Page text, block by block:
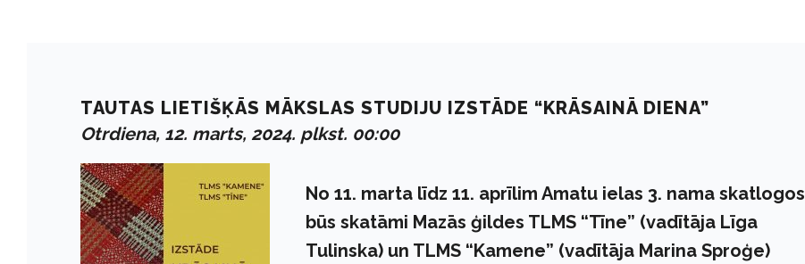
TAUTAS LIETIŠĶĀS MĀKSLAS STUDIJU IZSTĀDE “KRĀSAINĀ DIENA”
Otrdiena, 12. marts, 2024. plkst. 00:00
No 11. marta līdz 11. aprīlim Amatu ielas 3. nama skatlogos
būs skatāmi Mazās ģildes TLMS “Tīne” (vadītāja Līga
Tulinska) un TLMS “Kamene” (vadītāja Marina Sproģe)